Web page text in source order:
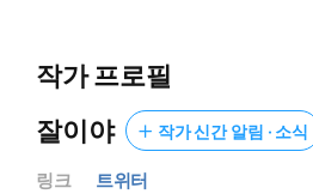
맞닿은 손끝. 아무런 효과도 없어
작가 프로필
잘이야
작가 신간 알림 · 소식
링크 트위터